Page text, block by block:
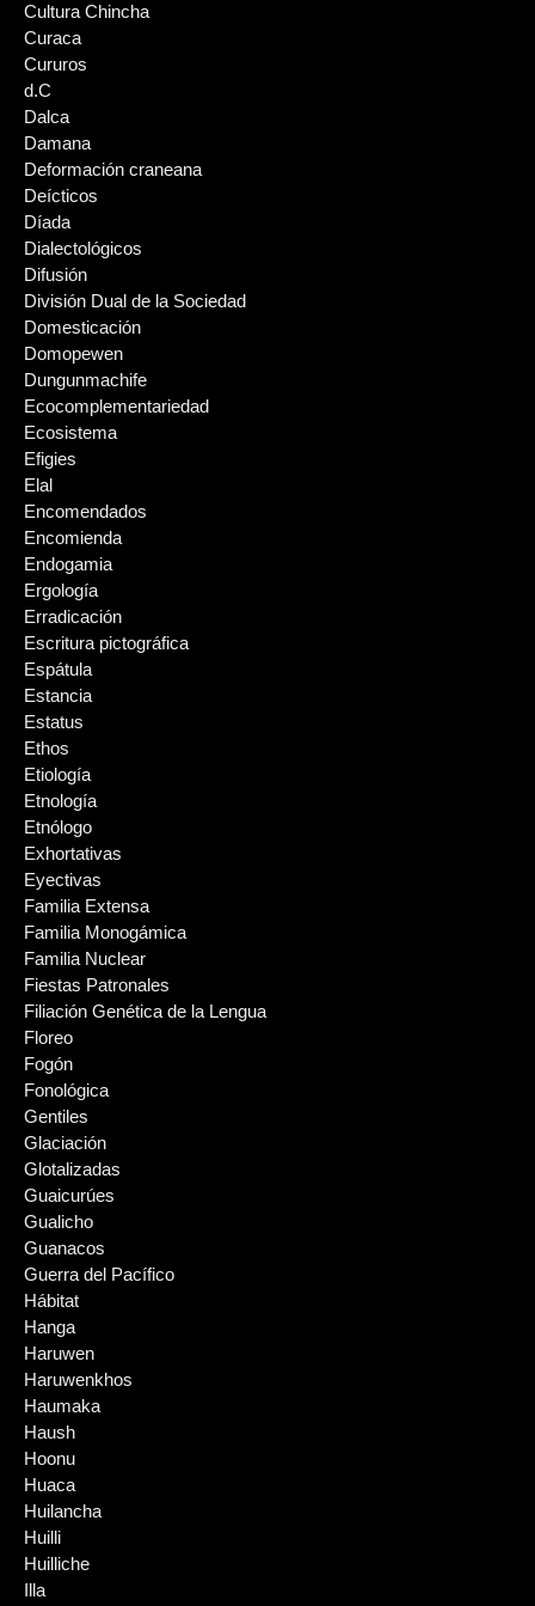
Cultura Chincha
Curaca
Cururos
d.C
Dalca
Damana
Deformación craneana
Deícticos
Díada
Dialectológicos
Difusión
División Dual de la Sociedad
Domesticación
Domopewen
Dungunmachife
Ecocomplementariedad
Ecosistema
Efigies
Elal
Encomendados
Encomienda
Endogamia
Ergología
Erradicación
Escritura pictográfica
Espátula
Estancia
Estatus
Ethos
Etiología
Etnología
Etnólogo
Exhortativas
Eyectivas
Familia Extensa
Familia Monogámica
Familia Nuclear
Fiestas Patronales
Filiación Genética de la Lengua
Floreo
Fogón
Fonológica
Gentiles
Glaciación
Glotalizadas
Guaicurúes
Gualicho
Guanacos
Guerra del Pacífico
Hábitat
Hanga
Haruwen
Haruwenkhos
Haumaka
Haush
Hoonu
Huaca
Huilancha
Huilli
Huilliche
Illa